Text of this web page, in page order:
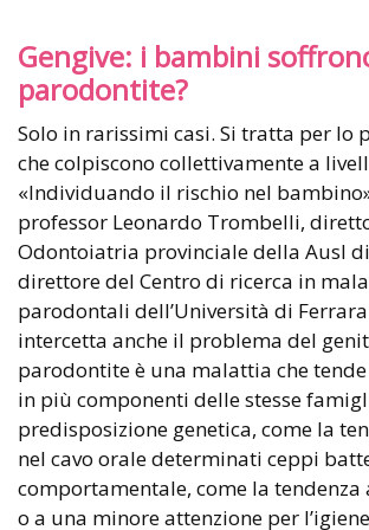
Gengive: i bambini
parodontite?
Solo in rarissimi casi. Si tratta per lo
che colpiscono collettivamente a
«Individuando il rischio nel
professor Leonardo Trombelli,
Odontoiatria provinciale della Ausl
direttore del Centro di ricerca in
parodontali dell’Università di Ferrara
intercetta anche il problema del
parodontite è una malattia che
in più componenti delle stesse
predisposizione genetica, come la
nel cavo orale determinati ceppi
comportamentale, come la tendenza
o a una minore attenzione per